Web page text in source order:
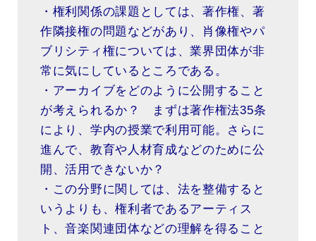
・権利関係の課題としては、著作権、著
作隣接権の問題などがあり、肖像権やパ
ブリシティ権については、業界団体が非
常に気にしているところである。
・アーカイブをどのように公開すること
が考えられるか？ まずは著作権法35条
により、学内の授業で利用可能。さらに
進んで、教育や人材育成などのために公
開、活用できないか？
・この分野に関しては、法を整備すると
いうよりも、権利者であるアーティス
ト、音楽関連団体などの理解を得ること